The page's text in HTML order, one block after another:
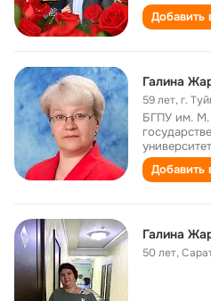
Добавить
Галина
59 лет,г.
БГПУ им. М.
Добавить
Галина
50 лет,